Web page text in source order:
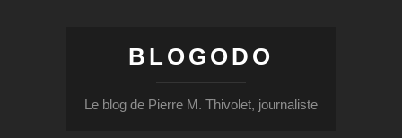
BLOGODO
Le blog de Pierre M. Thivolet, journaliste